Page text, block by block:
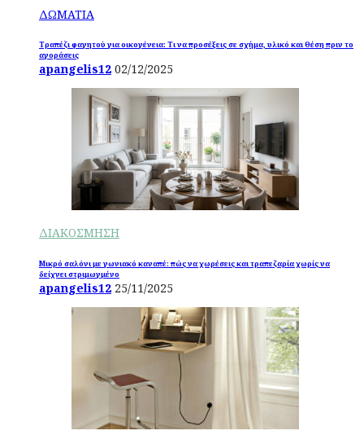
ΔΩΜΑΤΙΑ
Τραπέζι φαγητού για οικογένεια: Τι να προσέξεις σε σχήμα, υλικό και θέση πριν το
αγοράσεις
apangelis12 02/12/2025
ΔΙΑΚΟΣΜΗΣΗ
Μικρό σαλόνι με γωνιακό καναπέ: πώς να χωρέσεις και τραπεζαρία χωρίς να
δείχνει στριμωγμένο
apangelis12 25/11/2025